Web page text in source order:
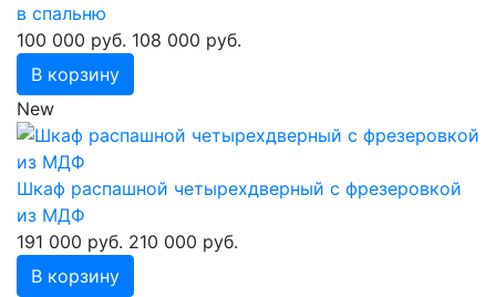
в спальню
100 000 руб. 108 000 руб.
В корзину
New
Шкаф распашной четырехдверный с фрезеровкой
из МДФ
191 000 руб. 210 000 руб.
В корзину